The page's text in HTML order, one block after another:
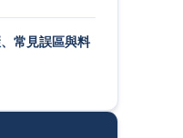
常見誤區與料